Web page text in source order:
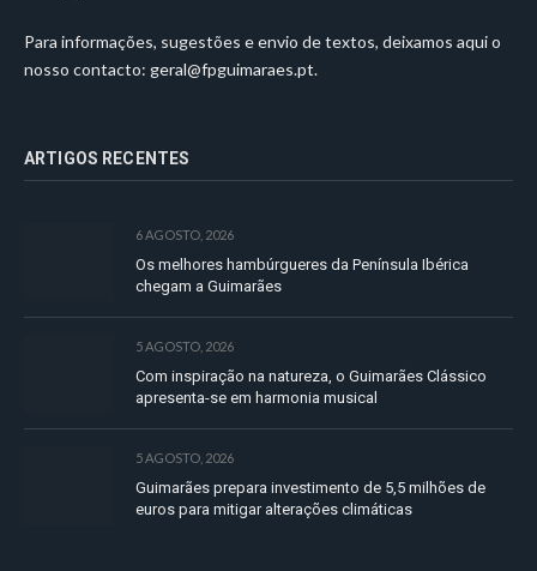
Para informações, sugestões e envio de textos, deixamos aqui o
nosso contacto: geral@fpguimaraes.pt.
ARTIGOS RECENTES
6 AGOSTO, 2026
Os melhores hambúrgueres da Península Ibérica
chegam a Guimarães
5 AGOSTO, 2026
Com inspiração na natureza, o Guimarães Clássico
apresenta-se em harmonia musical
5 AGOSTO, 2026
Guimarães prepara investimento de 5,5 milhões de
euros para mitigar alterações climáticas